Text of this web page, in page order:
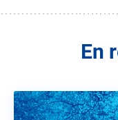
En